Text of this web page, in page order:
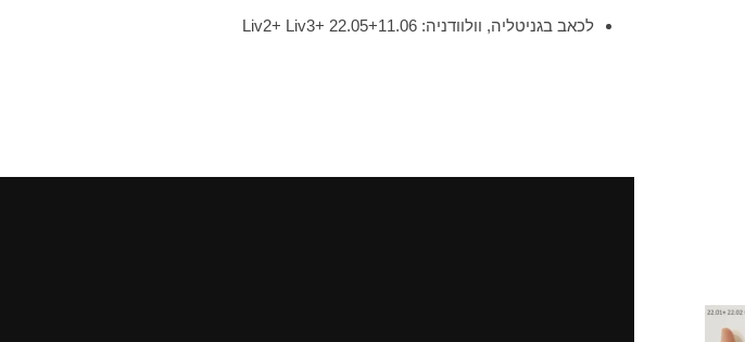
לכאב בגניטליה, וולוודניה: 11.06+Liv2+ Liv3+ 22.05